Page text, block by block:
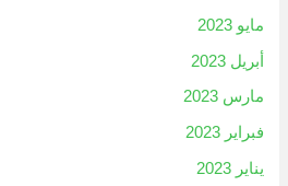
مايو 2023
أبريل 2023
مارس 2023
فبراير 2023
يناير 2023